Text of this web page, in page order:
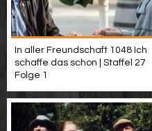
In aller Freundschaft 1048 Ich
schaffe das schon | Staffel 27
Folge 1